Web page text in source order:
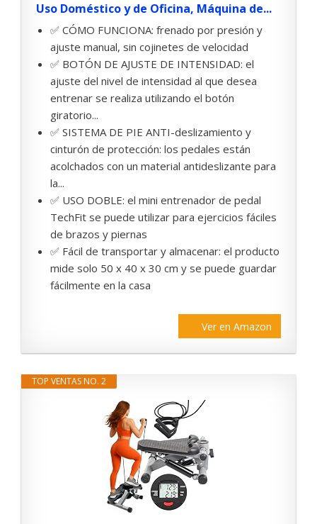
Uso Doméstico y de Oficina, Máquina de...
✅ CÓMO FUNCIONA: frenado por presión y
ajuste manual, sin cojinetes de velocidad
✅ BOTÓN DE AJUSTE DE INTENSIDAD: el
ajuste del nivel de intensidad al que desea
entrenar se realiza utilizando el botón
giratorio...
✅ SISTEMA DE PIE ANTI-deslizamiento y
cinturón de protección: los pedales están
acolchados con un material antideslizante para
la...
✅ USO DOBLE: el mini entrenador de pedal
TechFit se puede utilizar para ejercicios fáciles
de brazos y piernas
✅ Fácil de transportar y almacenar: el producto
mide solo 50 x 40 x 30 cm y se puede guardar
fácilmente en la casa
Ver en Amazon
TOP VENTAS NO. 2